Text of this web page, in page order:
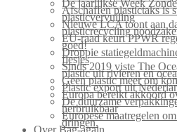
De jaarlijkse Week
Afschaffen plastictaks is
plasticvervuiling
Nieuwe LCA toont aan
plasticrecycling
EU-raad keurt PPWR
goed!
Droppie
flesjes
Sinds 2019 viste The
plastic uit rivieren en
Geen plastic meer om
Plastic export uit
Europa bereikt akkoord
De duurzame
herbruikbaar
Europese maatregelen
dringen.